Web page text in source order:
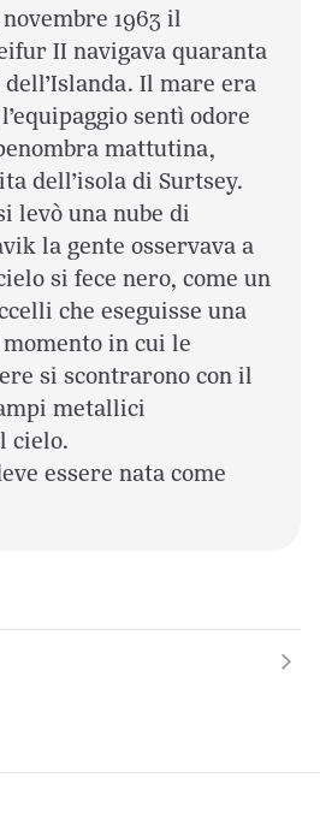
1963 il
II navigava quaranta
Il mare era
sentì odore
mattutina,
dell’isola di Surtsey.
levò una nube di
la gente osservava a
si fece nero, come un
che eseguisse una
in cui le
si scontrarono con il
metallici
cielo.
essere nata come